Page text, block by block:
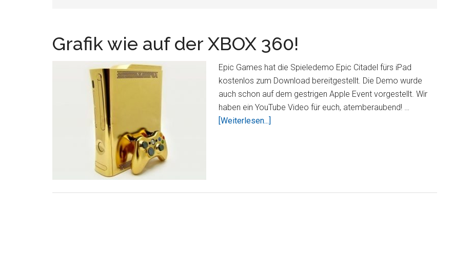
Grafik wie auf der XBOX 360!
Epic Games hat die Spieledemo Epic Citadel fürs iPad
kostenlos zum Download bereitgestellt. Die Demo wurde
auch schon auf dem gestrigen Apple Event vorgestellt. Wir
haben ein YouTube Video für euch, atemberaubend! …
[Weiterlesen...]